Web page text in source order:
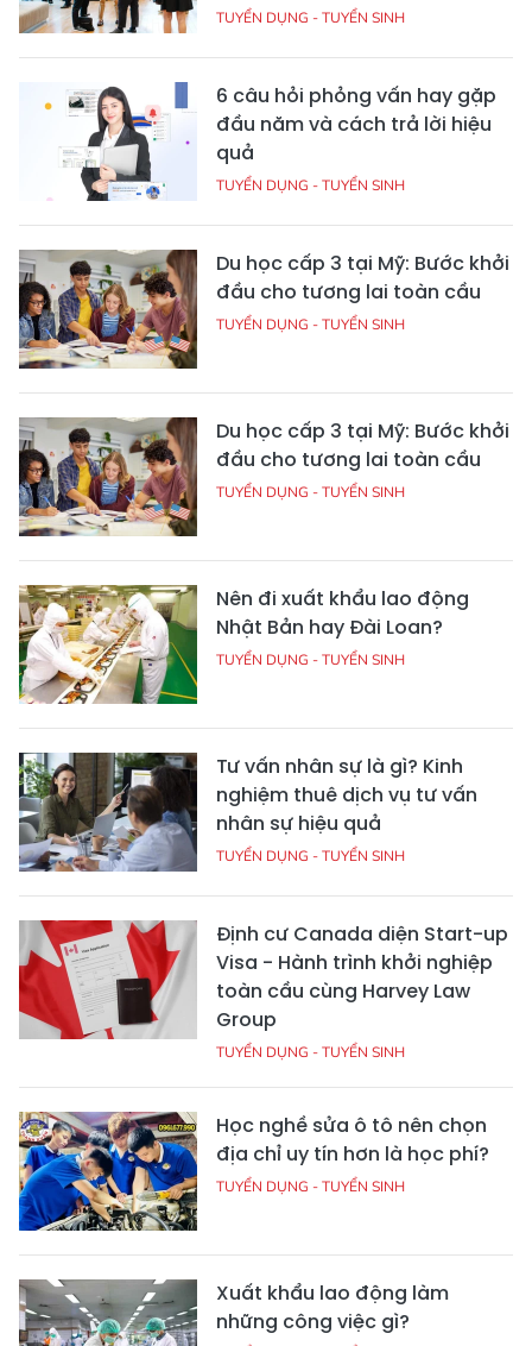
TUYỂN DỤNG - TUYỂN SINH
6 câu hỏi phỏng vấn hay gặp
đầu năm và cách trả lời hiệu
quả
TUYỂN DỤNG - TUYỂN SINH
Du học cấp 3 tại Mỹ: Bước khởi
đầu cho tương lai toàn cầu
TUYỂN DỤNG - TUYỂN SINH
Du học cấp 3 tại Mỹ: Bước khởi
đầu cho tương lai toàn cầu
TUYỂN DỤNG - TUYỂN SINH
Nên đi xuất khẩu lao động
Nhật Bản hay Đài Loan?
TUYỂN DỤNG - TUYỂN SINH
Tư vấn nhân sự là gì? Kinh
nghiệm thuê dịch vụ tư vấn
nhân sự hiệu quả
TUYỂN DỤNG - TUYỂN SINH
Định cư Canada diện Start-up
Visa - Hành trình khởi nghiệp
toàn cầu cùng Harvey Law
Group
TUYỂN DỤNG - TUYỂN SINH
Học nghề sửa ô tô nên chọn
địa chỉ uy tín hơn là học phí?
TUYỂN DỤNG - TUYỂN SINH
Xuất khẩu lao động làm
những công việc gì?